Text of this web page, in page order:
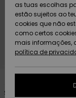
AJUDA
SUSTAINABILITY
12
Salt Water
as tuas escolhas
estão sujeitos ao
cookies que não
como certos
mais informações,
política de